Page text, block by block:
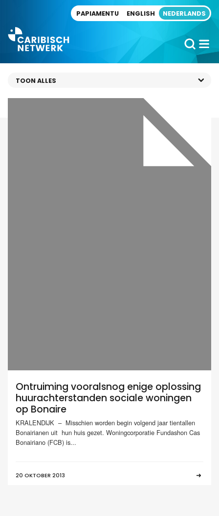
PAPIAMENTU ENGLISH NEDERLANDS
Ontruiming vooralsnog enige oplossing
huurachterstanden sociale woningen
op Bonaire
KRALENDIJK – Misschien worden begin volgend jaar tientallen
Bonairianen uit hun huis gezet. Woningcorporatie Fundashon Cas
Bonairiano (FCB) is...
20 OKTOBER 2013